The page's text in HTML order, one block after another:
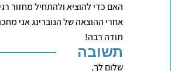
האם כדי להוציא ולהתחיל מחזור
אחרי ההוצאה של הנוברינג אני מחכה רק 7 ימי נקיים או מחכה שהדימום יגמר
תודה רבה!
תשובה
שלום לך,